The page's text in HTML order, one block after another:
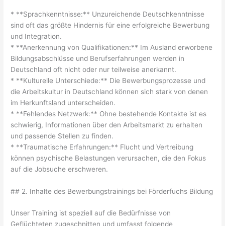
* **Sprachkenntnisse:** Unzureichende Deutschkenntnisse
sind oft das größte Hindernis für eine erfolgreiche Bewerbung
und Integration.
* **Anerkennung von Qualifikationen:** Im Ausland erworbene
Bildungsabschlüsse und Berufserfahrungen werden in
Deutschland oft nicht oder nur teilweise anerkannt.
* **Kulturelle Unterschiede:** Die Bewerbungsprozesse und
die Arbeitskultur in Deutschland können sich stark von denen
im Herkunftsland unterscheiden.
* **Fehlendes Netzwerk:** Ohne bestehende Kontakte ist es
schwierig, Informationen über den Arbeitsmarkt zu erhalten
und passende Stellen zu finden.
* **Traumatische Erfahrungen:** Flucht und Vertreibung
können psychische Belastungen verursachen, die den Fokus
auf die Jobsuche erschweren.
## 2. Inhalte des Bewerbungstrainings bei Förderfuchs Bildung
Unser Training ist speziell auf die Bedürfnisse von
Geflüchteten zugeschnitten und umfasst folgende